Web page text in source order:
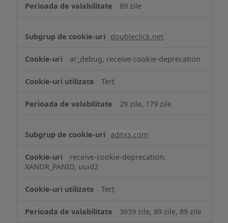
89 zile
doubleclick.net
ar_debug, receive-cookie-deprecation
Terț
29 zile, 179 zile
adnxs.com
receive-cookie-deprecation,
XANDR_PANID, uuid2
Terț
3639 zile, 89 zile, 89 zile